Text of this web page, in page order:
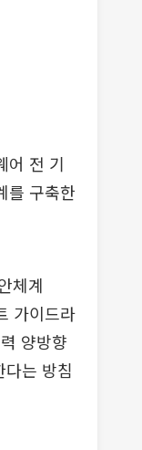
어 전 기
를 구축한
체계
가이드라
양방향
는 방침